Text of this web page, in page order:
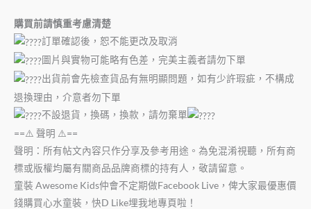
購買前請慎重考慮清楚
訂單確認後，恕不能更改及取消
圖片與實物可能略有色差，完美主義者請勿下單
出貨前會先檢查貨品有無明顯問題，如有少許瑕疵，不構成
退換理由，介意者勿下單
不設退貨，換碼，換款，請勿棄單
==⚠️ 聲明 ⚠️==
聲明：所有帖文內容只作分享及參考用途。為免混淆視聽，所有商
標或版權均屬有關商品品牌商標的持有人，敬請留意。
童裝 Awesome Kids仲會不定期做Facebook Live，俾大家最優惠價
錢購買心水童裝，快D Like埋我地專頁啦！